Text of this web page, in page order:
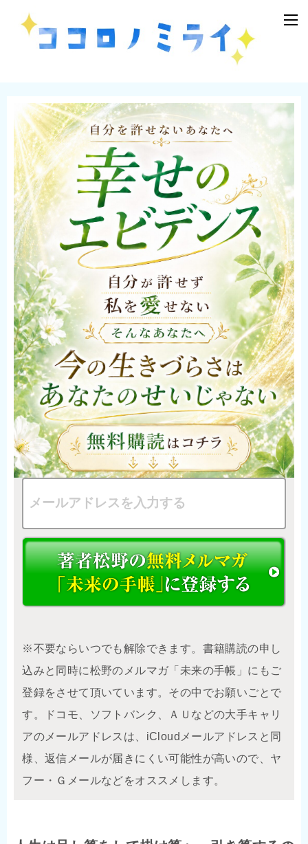
※不要ならいつでも解除できます。書籍購読の申し
込みと同時に松野のメルマガ「未来の手帳」にもご
登録をさせて頂いています。その中でお願いごとで
す。ドコモ、ソフトバンク、ＡＵなどの大手キャリ
アのメールアドレスは、iCloudメールアドレスと同
様、返信メールが届きにくい可能性が高いので、ヤ
フー・Ｇメールなどをオススメします。